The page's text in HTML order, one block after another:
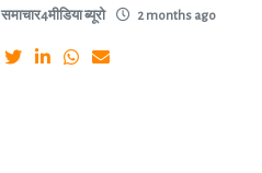
समाचार4मीडिया ब्यूरो 2 months ago